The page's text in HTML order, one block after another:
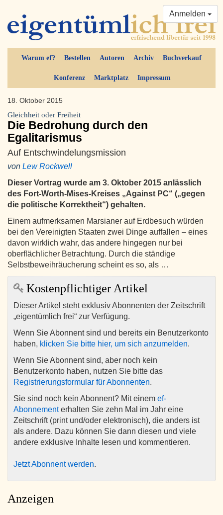
Warum ef? Bestellen Autoren Archiv Buchverkauf
Konferenz Marktplatz Impressum
Anmelden
18. Oktober 2015
Gleichheit oder Freiheit
Die Bedrohung durch den
Egalitarismus
Auf Entschwindelungsmission
von Lew Rockwell
Dieser Vortrag wurde am 3. Oktober 2015 anlässlich
des Fort-Worth-Mises-Kreises „Against PC“ („gegen
die politische Korrektheit“) gehalten.
Einem aufmerksamen Marsianer auf Erdbesuch würden
bei den Vereinigten Staaten zwei Dinge auffallen – eines
davon wirklich wahr, das andere hingegen nur bei
oberflächlicher Betrachtung. Durch die ständige
Selbstbeweihräucherung scheint es so, als …
Kostenpflichtiger Artikel
Dieser Artikel steht exklusiv Abonnenten der Zeitschrift
„eigentümlich frei“ zur Verfügung.
Wenn Sie Abonnent sind und bereits ein Benutzerkonto
haben, klicken Sie bitte hier, um sich anzumelden.
Wenn Sie Abonnent sind, aber noch kein
Benutzerkonto haben, nutzen Sie bitte das
Registrierungsformular für Abonnenten.
Sie sind noch kein Abonnent? Mit einem ef-
Abonnementerhalten Sie zehn Mal im Jahr eine
Zeitschrift (print und/oder elektronisch), die anders ist
als andere. Dazu können Sie dann diesen und viele
andere exklusive Inhalte lesen und kommentieren.
Jetzt Abonnent werden.
Anzeigen